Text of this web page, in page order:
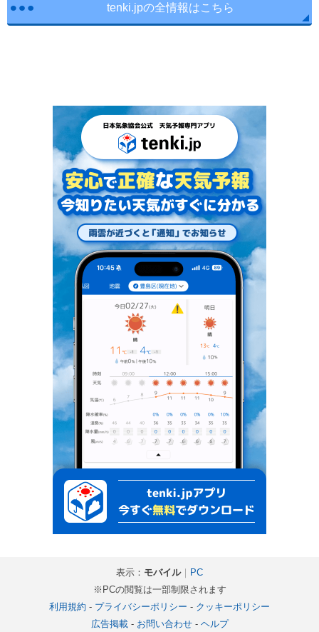
tenki.jpの全情報はこちら
表示： モバイル｜ PC
※PCの閲覧は一部制限されます
利用規約 - プライバシーポリシー - クッキーポリシー
広告掲載- お問い合わせ- ヘルプ